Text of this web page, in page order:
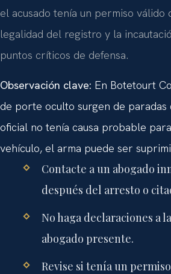
el acusado tenía un permiso válido
legalidad del registro y la
puntos críticos de defensa.
Observación clave: En Botetourt
de porte oculto surgen de paradas
oficial no tenía causa probable
vehículo, el arma puede ser
Contacte a un abogado
después del arresto o
No haga declaraciones a
abogado presente.
Revise si tenía un